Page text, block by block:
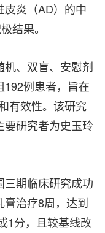
皮炎（AD）的中
结果。
、双盲、安慰剂
192例患者，旨在
有效性。该研究
要研究者为史玉玲
期临床研究成功
治疗8周，达到
1分，且较基线改